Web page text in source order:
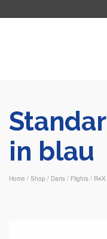
in blau
Home / Shop / Darts / Flights / R4X